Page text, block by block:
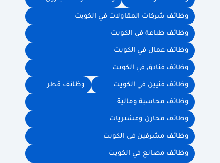
وظائف شركات المقاولات في الكويت
وظائف طباعة في الكويت
وظائف عمال في الكويت
وظائف فنادق في الكويت
وظائف فنيين في الكويت وظائف قطر
وظائف محاسبة ومالية
وظائف مخازن ومشتريات
وظائف مشرفين في الكويت
وظائف مصانع في الكويت